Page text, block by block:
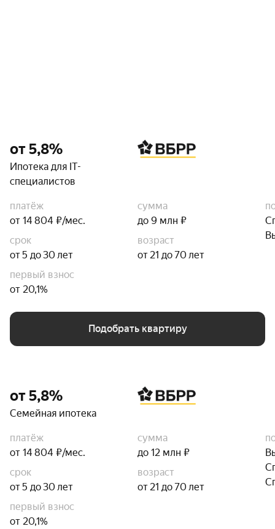
от 5,8%
Ипотека для IT-
специалистов
платёж
от 14 804 ₽/мес.
сумма
до 9 млн ₽
срок
от 5 до 30 лет
возраст
от 21 до 70 лет
первый взнос
от 20,1%
Подобрать квартиру
от 5,8%
Семейная ипотека
платёж
от 14 804 ₽/мес.
сумма
до 12 млн ₽
срок
от 5 до 30 лет
возраст
от 21 до 70 лет
первый взнос
от 20,1%